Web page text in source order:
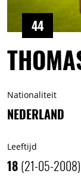
44
Nationaliteit
NEDERLAND
Leeftijd
18 (21-05-2008)